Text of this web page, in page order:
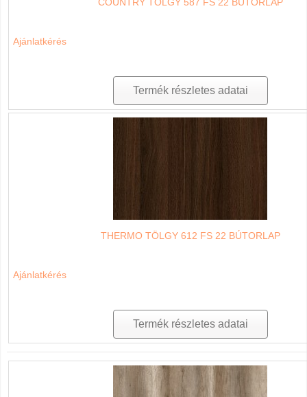
Ajánlatkérés
Termék részletes adatai
THERMO TÖLGY 612 FS 22 BÚTORLAP
Ajánlatkérés
Termék részletes adatai